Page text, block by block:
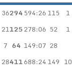
36294594:26 115 1
21125278:06 52 1
7 64 149:07 28
28411688:24 149 10